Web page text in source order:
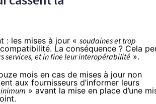
: les mises à jour « soudaines et trop
La conséquence ? Cela
services, et in fine leur interopérabilité ».
mois en cas de mises à jour non
aux fournisseurs d’informer leurs
» avant la mise en place d’une